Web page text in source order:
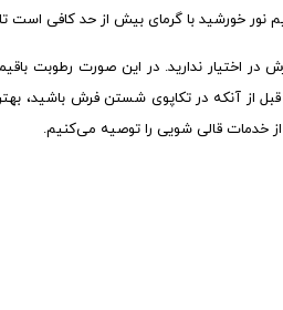
خورشید با گرمای بیش از حد کافی است
اختیار ندارید. در این صورت رطوبت
از آنکه در تکاپوی شستن فرش باشید،
از خدمات قالی شویی را توصیه می‌کنیم.